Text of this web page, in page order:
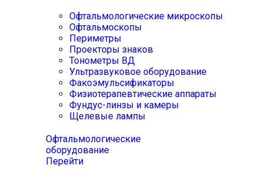
Офтальмологические микроскопы
Офтальмоскопы
Периметры
Проекторы знаков
Тонометры ВД
Ультразвуковое оборудование
Факоэмульсификаторы
Физиотерапевтические аппараты
Фундус-линзы и камеры
Щелевые лампы
Офтальмологические
оборудование
Перейти